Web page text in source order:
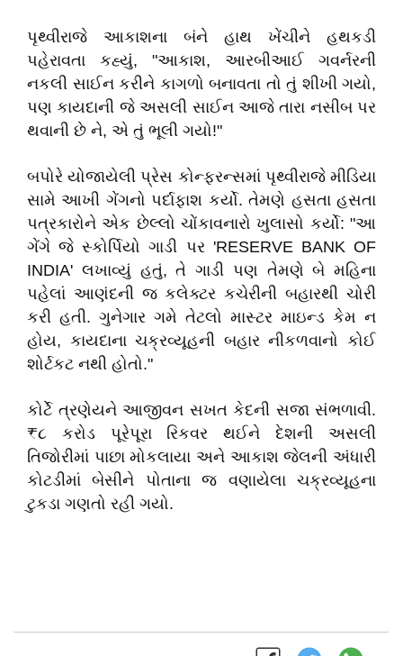
પૃથ્વીરાજે આકાશના બંને હાથ ખેંચીને હથકડી
પહેરાવતા કહ્યું, "આકાશ, આરબીઆઈ ગવર્નરની
નકલી સાઈન કરીને કાગળો બનાવતા તો તું શીખી ગયો,
પણ કાયદાની જે અસલી સાઈન આજે તારા નસીબ પર
થવાની છે ને, એ તું ભૂલી ગયો!"
બપોરે યોજાયેલી પ્રેસ કોન્ફરન્સમાં પૃથ્વીરાજે મીડિયા
સામે આખી ગેંગનો પર્દાફાશ કર્યો. તેમણે હસતા હસતા
પત્રકારોને એક છેલ્લો ચોંકાવનારો ખુલાસો કર્યો: "આ
ગેંગે જે સ્કોર્પિયો ગાડી પર 'RESERVE BANK OF
INDIA' લખાવ્યું હતું, તે ગાડી પણ તેમણે બે મહિના
પહેલાં આણંદની જ કલેક્ટર કચેરીની બહારથી ચોરી
કરી હતી. ગુનેગાર ગમે તેટલો માસ્ટર માઇન્ડ કેમ ન
હોય, કાયદાના ચક્રવ્યૂહની બહાર નીકળવાનો કોઈ
શોર્ટકટ નથી હોતો."
કોર્ટે ત્રણેયને આજીવન સખત કેદની સજા સંભળાવી.
₹૮ કરોડ પૂરેપૂરા રિકવર થઈને દેશની અસલી
તિજોરીમાં પાછા મોકલાયા અને આકાશ જેલની અંધારી
કોટડીમાં બેસીને પોતાના જ વણાયેલા ચક્રવ્યૂહના
ટુકડા ગણતો રહી ગયો.